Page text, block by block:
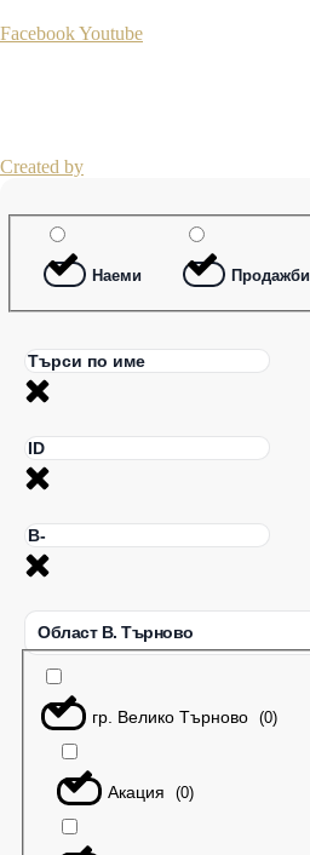
FacebookYoutube
Created by
Наеми Продажби
Област В. Търново
гр. Велико Търново (0)
Акация (0)